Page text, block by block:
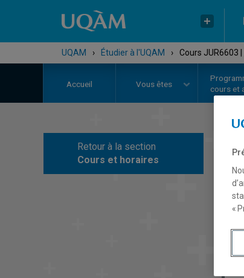
UQAM › Étudier à l'UQAM › Cours JUR6603
Accueil Vous êtes
cours et
Retour à la section
Cours et horaires
«